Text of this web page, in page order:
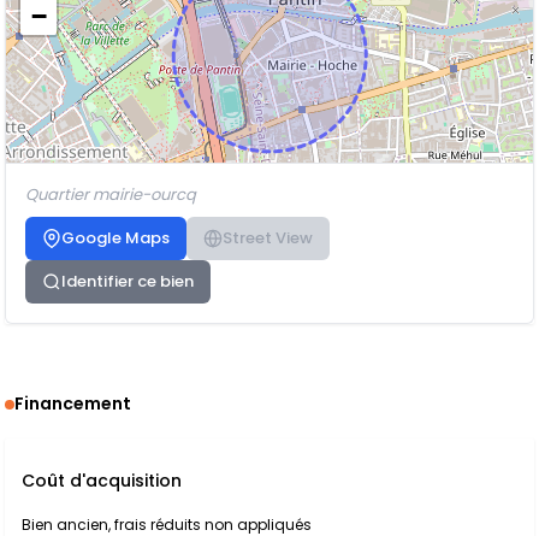
−
Quartier mairie-ourcq
Google Maps
Street View
Identifier ce bien
Financement
Coût d'acquisition
Bien ancien, frais réduits non appliqués